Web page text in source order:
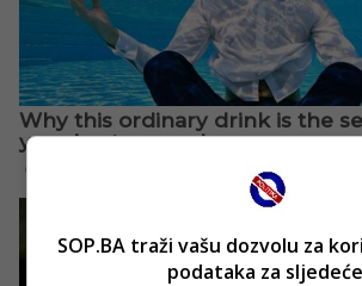
SOP.BA traži vašu dozvolu za
podataka za